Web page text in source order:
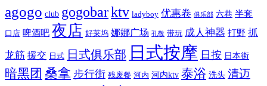
agogo club gogobarktv ladyboy 优惠卷 俱乐部 六巷 半套
口店 啤酒吧 夜店 好莱坞 娜娜广场 孔敬 带玩 成人神器 打野 抓
龙筋 援交 日式 日式俱乐部 日式按摩 日按 日本街
暗黑团 桑拿 步行街 残废餐 河内 河内ktv 泰浴 洗头 清迈